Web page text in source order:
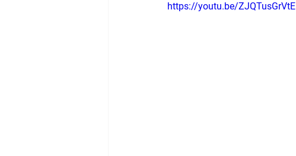
https://youtu.be/ZJQTusGrVtE